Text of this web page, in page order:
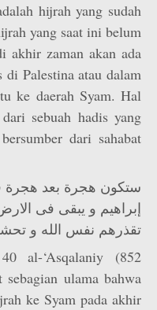
hijrah yang sudah
yang saat ini belum
akhir zaman akan ada
Palestina atau dalam
ke daerah Syam. Hal
sebuah hadis yang
dari sahabat
ستكون هجرة بعد هجرة
إبراهيم و يبقى فى
تقذرهم نفس الله و
al-‘Asqalaniy (852
ulama bahwa
ke Syam pada akhir